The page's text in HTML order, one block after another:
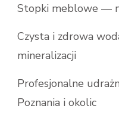
Stopki meblowe —
Czysta i zdrowa
mineralizacji
Profesjonalne
Poznania i okolic